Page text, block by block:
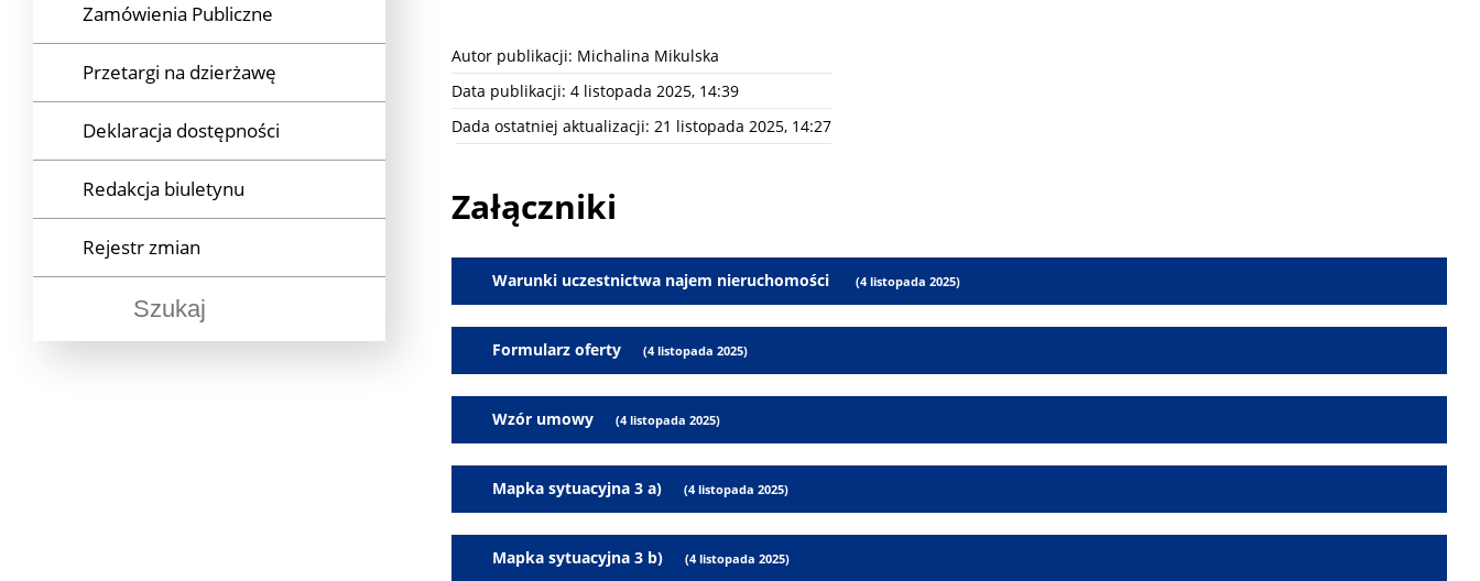
Uchwała Rady Miasta
Władze i struktura
Regulamin BCS
Kontakt i lokalizacja
Wolne stanowiska
Wyniki naborów
Ochrona danych osobowych
Zamówienia Publiczne
Przetargi na dzierżawę
W toku
Rozstrzygnięte
Deklaracja dostępności
Redakcja biuletynu
Rejestr zmian
Autor publikacji: Michalina Mikulska
Data publikacji: 4 listopada 2025, 14:39
Dada ostatniej aktualizacji: 21 listopada 2025, 14:27
Załączniki
Warunki uczestnictwa najem nieruchomości (4 listopada 2025)
Formularz oferty (4 listopada 2025)
Wzór umowy (4 listopada 2025)
Mapka sytuacyjna 3 a) (4 listopada 2025)
Mapka sytuacyjna 3 b) (4 listopada 2025)